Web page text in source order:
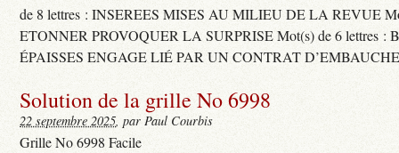
de 8 lettres : INSEREES MISES AU MILIEU DE LA REVUE
ETONNER PROVOQUER LA SURPRISE Mot(s) de 6 lettres :
ÉPAISSES ENGAGE LIÉ PAR UN CONTRAT
Solution de la grille No 6998
22 septembre 2025, par Paul Courbis
Grille No 6998 Facile